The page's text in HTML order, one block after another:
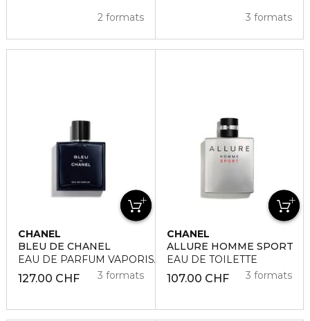
2 formats 3 formats
CHANEL
BLEU DE CHANEL
EAU DE PARFUM VAPORISATEUR
127.00 CHF 3 formats
CHANEL
ALLURE HOMME SPORT
EAU DE TOILETTE
107.00 CHF 3 formats